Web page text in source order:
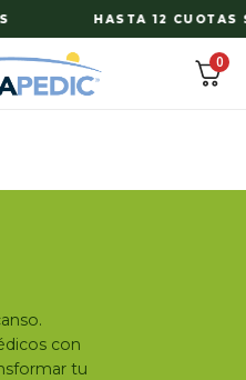
HASTA 12 CUOTAS
0
con
tu